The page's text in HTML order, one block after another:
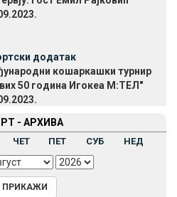
додатак
кошаркашки турнир
50 година Игокеа М:ТЕЛ"
- АРХИВА
ЧЕТ ПЕТ СУБ НЕД